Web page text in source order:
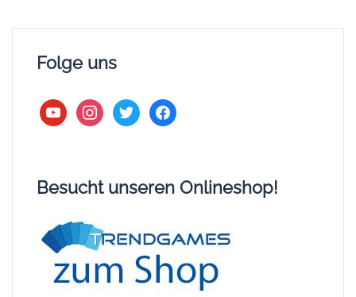
Folge uns
youtubeinstagram
twitter facebook
Besucht unseren Onlineshop!